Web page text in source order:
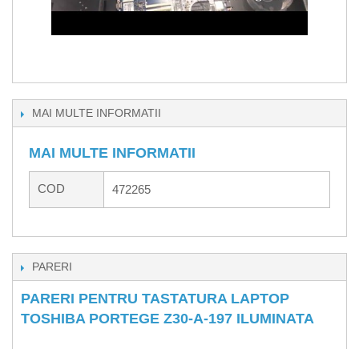
MAI MULTE INFORMATII
MAI MULTE INFORMATII
COD 472265
PARERI
PARERI PENTRU TASTATURA LAPTOP
TOSHIBA PORTEGE Z30-A-197 ILUMINATA